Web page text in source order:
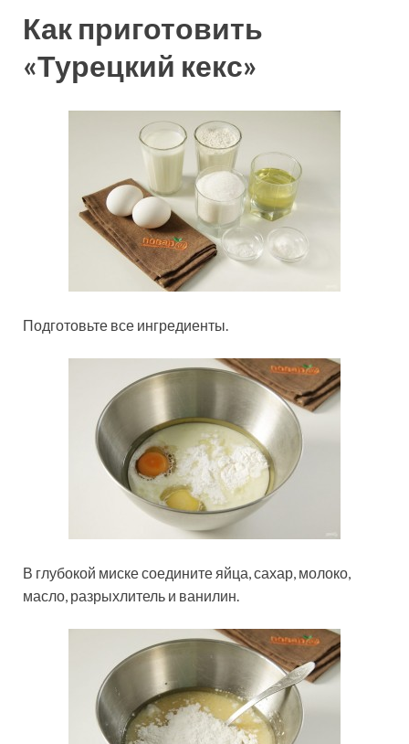
Как приготовить
«Турецкий кекс»
Подготовьте все ингредиенты.
В глубокой миске соедините яйца, сахар, молоко,
масло, разрыхлитель и ванилин.